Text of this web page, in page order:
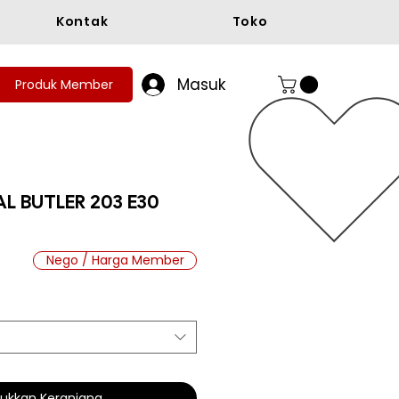
Kontak Toko
Produk Member Masuk
BUTLER 203 E30
Nego / Harga Member